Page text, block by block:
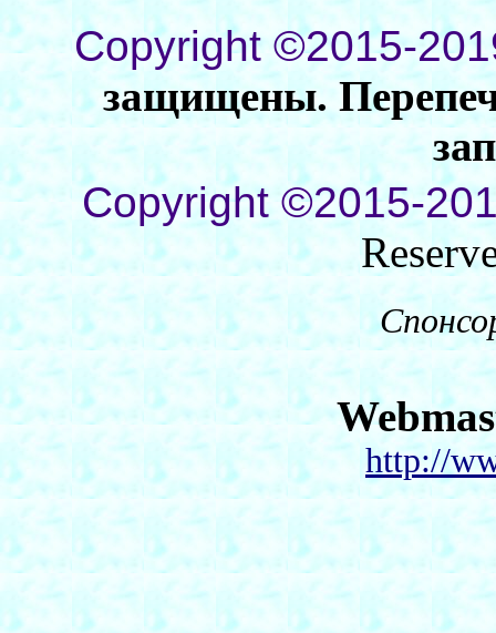
Copyright ©2015-
защищены.
Copyright ©2015-
http://